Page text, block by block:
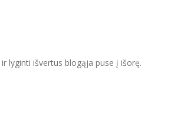
lyginti išvertus blogąja puse į išorę.